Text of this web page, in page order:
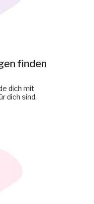
finden
dich mit
dich sind.